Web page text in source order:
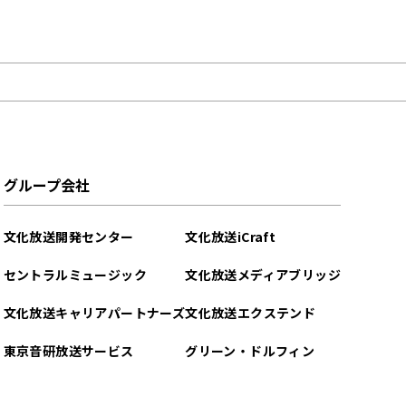
グループ会社
文化放送開発センター
セントラルミュージック
文化放送キャリアパートナーズ
東京音研放送サービス
文化放送iCraft
文化放送メディアブリッジ
文化放送エクステンド
グリーン・ドルフィン